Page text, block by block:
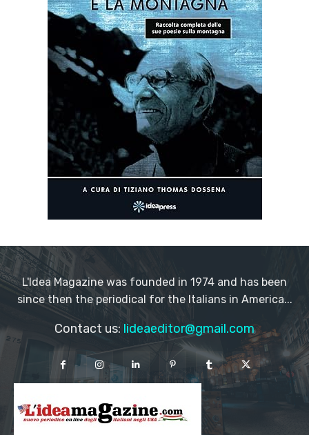
L'Idea Magazine was founded in 1974 and has been
since then the periodical for the Italians in America...
Contact us: lideaeditor@gmail.com